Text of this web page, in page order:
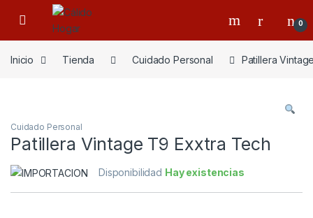
Skip to navigation
Skip to content
0
Inicio Tienda Cuidado Personal Patillera
Cuidado Personal
Patillera Vintage T9 Exxtra Tech
Disponibilidad Hay existencias